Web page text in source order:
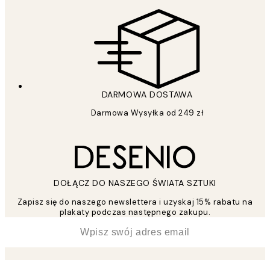
DARMOWA DOSTAWA
Darmowa Wysyłka od 249 zł
DOŁĄCZ DO NASZEGO ŚWIATA SZTUKI
Zapisz się do naszego newslettera i uzyskaj 15% rabatu na
plakaty podczas następnego zakupu.